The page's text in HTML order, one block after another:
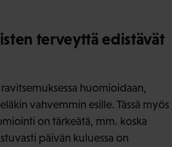
terveyttä edistävät
huomioidaan,
vahvemmin esille. Tässä myös
on tärkeätä, mm. koska
päivän kuluessa on